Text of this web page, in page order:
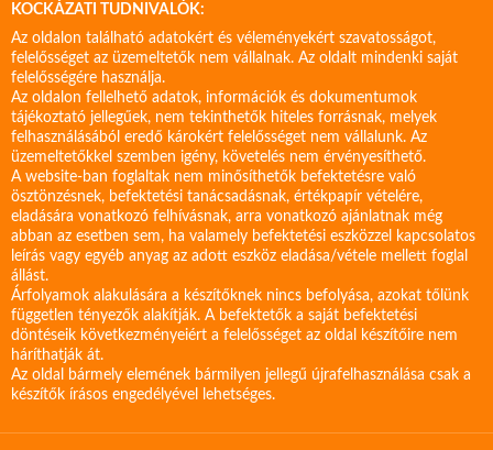
KOCKÁZATI TUDNIVALÓK:
Az oldalon található adatokért és véleményekért szavatosságot,
felelősséget az üzemeltetők nem vállalnak. Az oldalt mindenki saját
felelősségére használja.
Az oldalon fellelhető adatok, információk és dokumentumok
tájékoztató jellegűek, nem tekinthetők hiteles forrásnak, melyek
felhasználásából eredő károkért felelősséget nem vállalunk. Az
üzemeltetőkkel szemben igény, követelés nem érvényesíthető.
A website-ban foglaltak nem minősíthetők befektetésre való
ösztönzésnek, befektetési tanácsadásnak, értékpapír vételére,
eladására vonatkozó felhívásnak, arra vonatkozó ajánlatnak még
abban az esetben sem, ha valamely befektetési eszközzel kapcsolatos
leírás vagy egyéb anyag az adott eszköz eladása/vétele mellett foglal
állást.
Árfolyamok alakulására a készítőknek nincs befolyása, azokat tőlünk
független tényezők alakítják. A befektetők a saját befektetési
döntéseik következményeiért a felelősséget az oldal készítőire nem
háríthatják át.
Az oldal bármely elemének bármilyen jellegű újrafelhasználása csak a
készítők írásos engedélyével lehetséges.